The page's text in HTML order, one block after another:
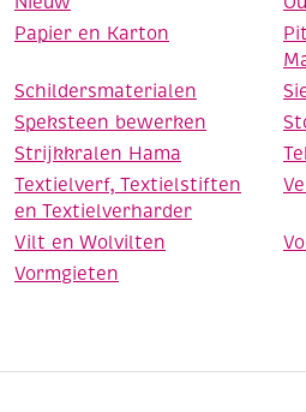
Papier en Karton
Schildersmaterialen
Speksteen bewerken
Strijkkralen Hama
Textielverf, Textielstiften
en Textielverharder
Vilt en Wolvilten
Vormgieten